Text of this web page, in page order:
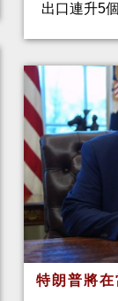
出口連升5
特朗普將